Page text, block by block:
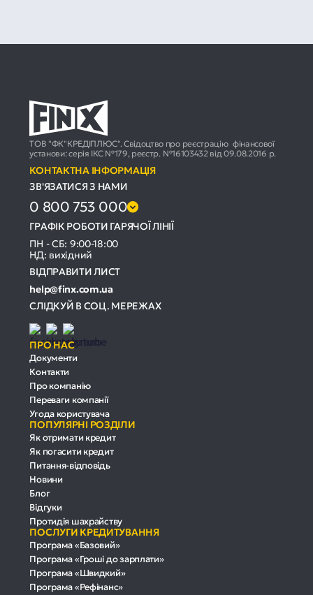
ТОВ "ФК"КРЕДІПЛЮС". Свідоцтво про реєстрацію фінансової
установи: серія ІКС №179, реєстр. №16103432 від 09.08.2016 р.
КОНТАКТНА ІНФОРМАЦІЯ
ЗВ'ЯЗАТИСЯ З НАМИ
0 800 753 000
ГРАФІК РОБОТИ ГАРЯЧОЇ ЛІНІЇ
ПН - СБ: 9:00-18:00
НД: вихідний
ВІДПРАВИТИ ЛИСТ
help@finx.com.ua
СЛІДКУЙ В СОЦ. МЕРЕЖАХ
ПРО НАС
Документи
Контакти
Про компанію
Переваги компанії
Угода користувача
ПОПУЛЯРНІ РОЗДІЛИ
Як отримати кредит
Як погасити кредит
Питання-відповідь
Новини
Блог
Відгуки
Протидія шахрайству
ПОСЛУГИ КРЕДИТУВАННЯ
Програма «Базовий»
Програма «Гроші до зарплати»
Програма «Швидкий»
Програма «Рефінанс»